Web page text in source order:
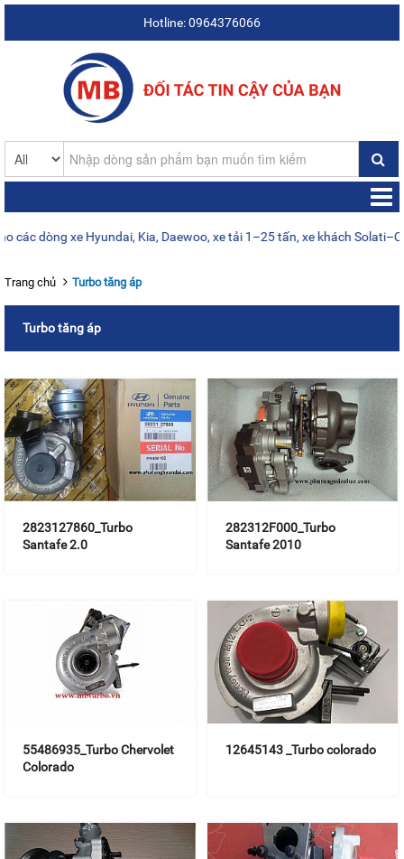
Hotline: 0964376066
xe Hyundai, Kia, Daewoo, xe tải 1–25 tấn, xe khách
Trang chủ Turbo tăng áp
Turbo tăng áp
2823127860_Turbo
Santafe 2.0
282312F000_Turbo
Santafe 2010
55486935_Turbo Chervolet
Colorado
12645143 _Turbo colorado